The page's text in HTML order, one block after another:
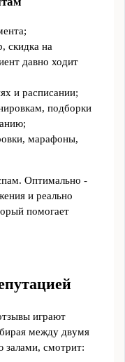
скидка на
давно ходит
и расписании;
подборки
марафоны,
Оптимально -
и реально
помогает
играют
между двумя
смотрит: